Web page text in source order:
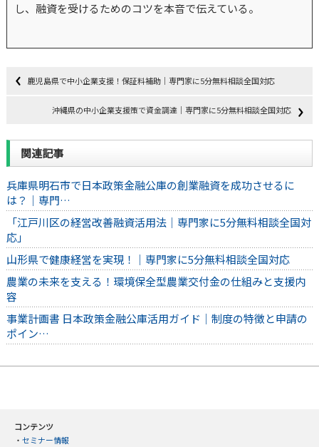
し、融資を受けるためのコツを本音で伝えている。
鹿児島県で中小企業支援！保証料補助｜専門家に5分無料相談全国対応
沖縄県の中小企業支援策で資金調達｜専門家に5分無料相談全国対応
関連記事
兵庫県明石市で日本政策金融公庫の創業融資を成功させるに
は？｜専門…
「江戸川区の経営改善融資活用法｜専門家に5分無料相談全国対
応」
山形県で健康経営を実現！｜専門家に5分無料相談全国対応
農業の未来を支える！環境保全型農業交付金の仕組みと支援内
容
事業計画書 日本政策金融公庫活用ガイド｜制度の特徴と申請の
ポイン…
コンテンツ
・ セミナー情報